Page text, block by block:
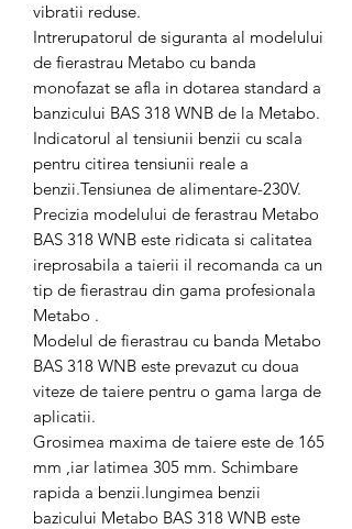
vibratii reduse.
Intrerupatorul de siguranta al modelului
de fierastrau Metabo cu banda
monofazat se afla in dotarea standard a
banzicului BAS 318 WNB de la Metabo.
Indicatorul al tensiunii benzii cu scala
pentru citirea tensiunii reale a
benzii.Tensiunea de alimentare-230V.
Precizia modelului de ferastrau Metabo
BAS 318 WNB este ridicata si calitatea
ireprosabila a taierii il recomanda ca un
tip de fierastrau din gama profesionala
Metabo .
Modelul de fierastrau cu banda Metabo
BAS 318 WNB este prevazut cu doua
viteze de taiere pentru o gama larga de
aplicatii.
Grosimea maxima de taiere este de 165
mm ,iar latimea 305 mm. Schimbare
rapida a benzii.lungimea benzii
bazicului Metabo BAS 318 WNB este